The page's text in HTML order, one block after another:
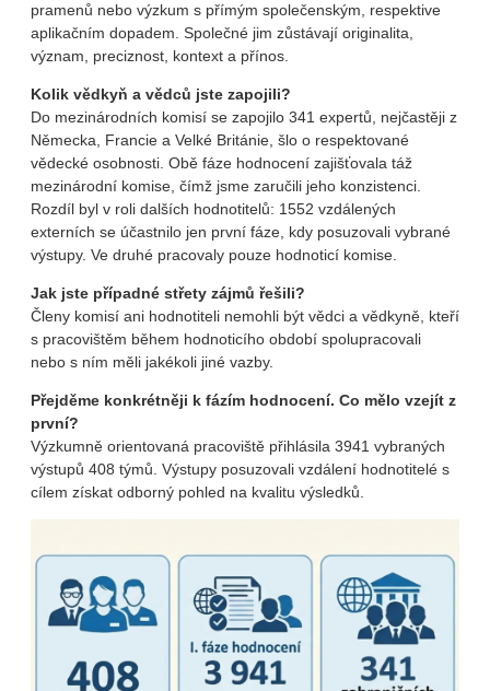
pramenů nebo výzkum s přímým společenským, respektive
aplikačním dopadem. Společné jim zůstávají originalita,
význam, preciznost, kontext a přínos.
Kolik vědkyň a vědců jste zapojili?
Do mezinárodních komisí se zapojilo 341 expertů, nejčastěji z
Německa, Francie a Velké Británie, šlo o respektované
vědecké osobnosti. Obě fáze hodnocení zajišťovala táž
mezinárodní komise, čímž jsme zaručili jeho konzistenci.
Rozdíl byl v roli dalších hodnotitelů: 1552 vzdálených
externích se účastnilo jen první fáze, kdy posuzovali vybrané
výstupy. Ve druhé pracovaly pouze hodnoticí komise.
Jak jste případné střety zájmů řešili?
Členy komisí ani hodnotiteli nemohli být vědci a vědkyně, kteří
s pracovištěm během hodnoticího období spolupracovali
nebo s ním měli jakékoli jiné vazby.
Přejděme konkrétněji k fázím hodnocení. Co mělo vzejít z
první?
Výzkumně orientovaná pracoviště přihlásila 3941 vybraných
výstupů 408 týmů. Výstupy posuzovali vzdálení hodnotitelé s
cílem získat odborný pohled na kvalitu výsledků.